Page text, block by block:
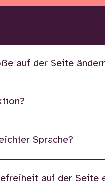
auf der Seite
Sprache?
auf der Seite